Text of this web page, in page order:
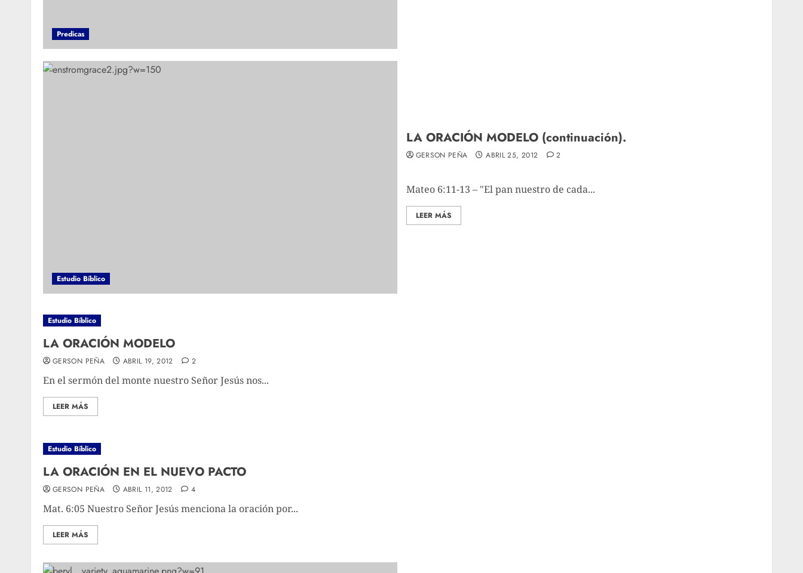
Predicas
Estudio Bíblico
LA ORACIÓN MODELO (continuación).
GERSON PEÑA ABRIL 25, 2012 2
Mateo 6:11-13 – "El pan nuestro de cada...
LEER MÁS
Estudio Bíblico
LA ORACIÓN MODELO
GERSON PEÑA ABRIL 19, 2012 2
En el sermón del monte nuestro Señor Jesús nos...
LEER MÁS
Estudio Bíblico
LA ORACIÓN EN EL NUEVO PACTO
GERSON PEÑA ABRIL 11, 2012 4
Mat. 6:05 Nuestro Señor Jesús menciona la oración por...
LEER MÁS